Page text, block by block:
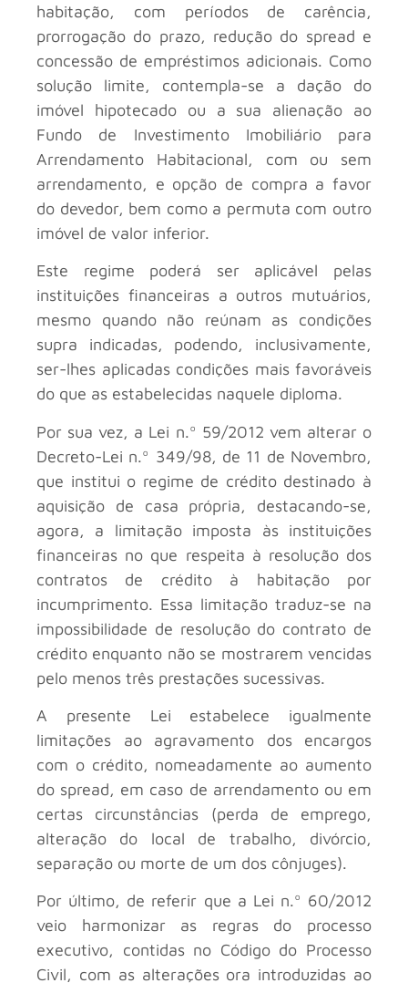
habitação, com períodos de carência,
prorrogação do prazo, redução do spread e
concessão de empréstimos adicionais. Como
solução limite, contempla-se a dação do
imóvel hipotecado ou a sua alienação ao
Fundo de Investimento Imobiliário para
Arrendamento Habitacional, com ou sem
arrendamento, e opção de compra a favor
do devedor, bem como a permuta com outro
imóvel de valor inferior.
Este regime poderá ser aplicável pelas
instituições financeiras a outros mutuários,
mesmo quando não reúnam as condições
supra indicadas, podendo, inclusivamente,
ser-lhes aplicadas condições mais favoráveis
do que as estabelecidas naquele diploma.
Por sua vez, a Lei n.º 59/2012 vem alterar o
Decreto-Lei n.º 349/98, de 11 de Novembro,
que institui o regime de crédito destinado à
aquisição de casa própria, destacando-se,
agora, a limitação imposta às instituições
financeiras no que respeita à resolução dos
contratos de crédito à habitação por
incumprimento. Essa limitação traduz-se na
impossibilidade de resolução do contrato de
crédito enquanto não se mostrarem vencidas
pelo menos três prestações sucessivas.
A presente Lei estabelece igualmente
limitações ao agravamento dos encargos
com o crédito, nomeadamente ao aumento
do spread, em caso de arrendamento ou em
certas circunstâncias (perda de emprego,
alteração do local de trabalho, divórcio,
separação ou morte de um dos cônjuges).
Por último, de referir que a Lei n.º 60/2012
veio harmonizar as regras do processo
executivo, contidas no Código do Processo
Civil, com as alterações ora introduzidas ao